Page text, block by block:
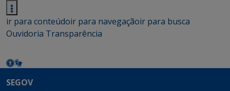
ir para conteúdoir para navegaçãoir para busca
Ouvidoria Transparência
SEGOV